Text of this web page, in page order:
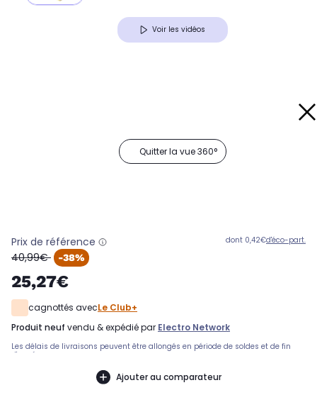
Voir les vidéos
Quitter la vue 360°
Prix de référence
oldPrice
40,99€ -38%
25,27€
dont 0,42€d'éco-part.
cagnottés avecLe Club+
produit neuf vendu & expédié par Electro Network
Les délais de livraisons peuvent être allongés en période de soldes et de fin
d'année.
Ajouter au comparateur